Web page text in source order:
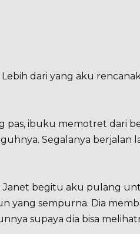
dari yang aku
pas, ibuku memotret dari
Segalanya berjalan
Janet begitu aku pulang
yang sempurna. Dia
supaya dia bisa